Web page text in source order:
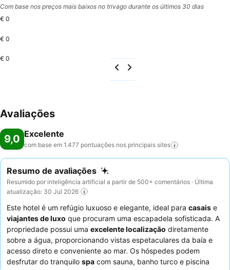
Com base nos preços mais baixos no trivago durante os últimos 30 dias
€ 0
€ 0
€ 0
Avaliações
9,0 Excelente
com base em 1.477 pontuações nos principais sites
Resumo de avaliações
Resumido por inteligência artificial a partir de 500+ comentários · Última
atualização: 30 Jul 2026
Este hotel é um refúgio luxuoso e elegante, ideal para casais e
viajantes de luxo que procuram uma escapadela sofisticada. A
propriedade possui uma excelente localização diretamente
sobre a água, proporcionando vistas espetaculares da baía e
acesso direto e conveniente ao mar. Os hóspedes podem
desfrutar do tranquilo spa com sauna, banho turco e piscina